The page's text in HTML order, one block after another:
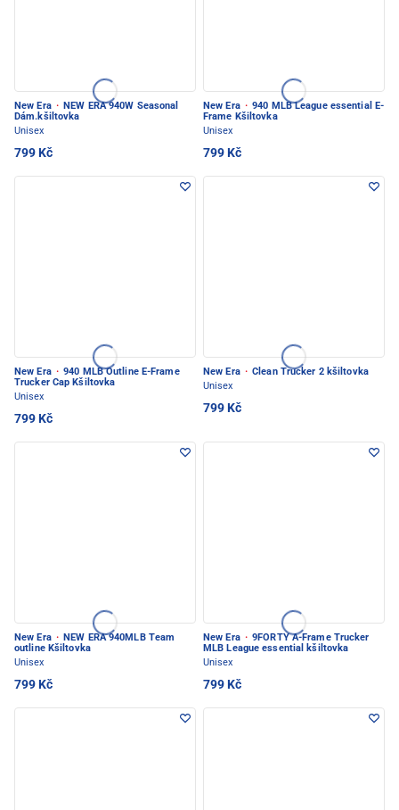
New Era · NEW ERA 940W Seasonal
Dám.kšiltovka
Unisex
799 Kč
New Era · 940 MLB League essential E-
Frame Kšiltovka
Unisex
799 Kč
New Era · 940 MLB Outline E-Frame
Trucker Cap Kšiltovka
Unisex
799 Kč
New Era · Clean Trucker 2 kšiltovka
Unisex
799 Kč
New Era · NEW ERA 940MLB Team
outline Kšiltovka
Unisex
799 Kč
New Era · 9FORTY A-Frame Trucker
MLB League essential kšiltovka
Unisex
799 Kč